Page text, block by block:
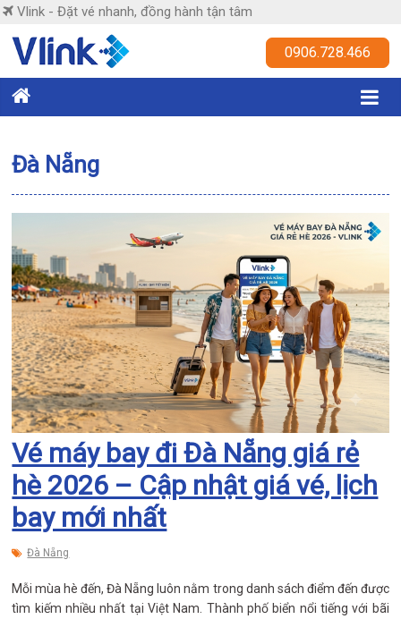
Skip
content
Vlink - Đặt vé nhanh, đồng hành tận tâm
Vlink
nhanh,
đồng
hành
tận
0906.728.466
Đà Nẵng
Vé máy bay đi Đà Nẵng giá rẻ
hè 2026 – Cập nhật giá vé, lịch
bay mới nhất
Đà Nẵng
Mỗi mùa hè đến, Đà Nẵng luôn nằm trong danh sách điểm đến được
tìm kiếm nhiều nhất tại Việt Nam. Thành phố biển nổi tiếng với bãi